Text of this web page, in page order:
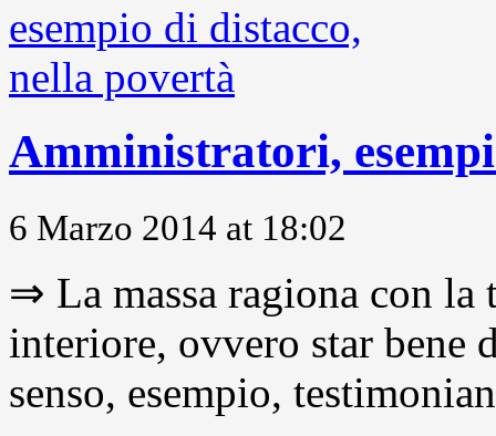
Amministratori,
6 Marzo 2014 at 18:02
⇒ La massa ragiona con
interiore, ovvero star
senso, esempio,